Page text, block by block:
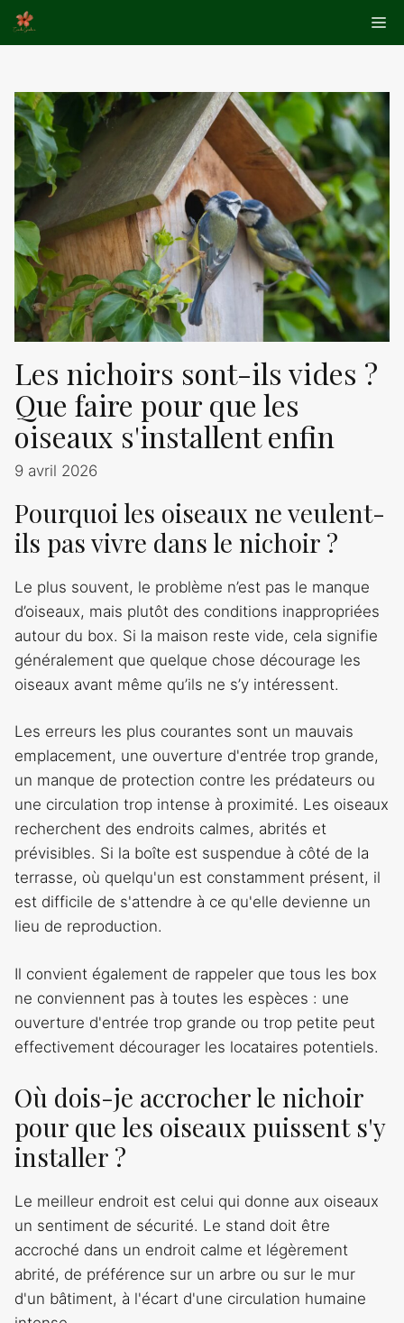
Aller
au
Les nichoirs sont-ils vides ?
Que faire pour que les
oiseaux s'installent enfin
9 avril 2026
Pourquoi les oiseaux ne veulent-
ils pas vivre dans le nichoir ?
Le plus souvent, le problème n’est pas le manque
d’oiseaux, mais plutôt des conditions inappropriées
autour du box. Si la maison reste vide, cela signifie
généralement que quelque chose décourage les
oiseaux avant même qu’ils ne s’y intéressent.
Les erreurs les plus courantes sont un mauvais
emplacement, une ouverture d'entrée trop grande,
un manque de protection contre les prédateurs ou
une circulation trop intense à proximité. Les oiseaux
recherchent des endroits calmes, abrités et
prévisibles. Si la boîte est suspendue à côté de la
terrasse, où quelqu'un est constamment présent, il
est difficile de s'attendre à ce qu'elle devienne un
lieu de reproduction.
Il convient également de rappeler que tous les box
ne conviennent pas à toutes les espèces : une
ouverture d'entrée trop grande ou trop petite peut
effectivement décourager les locataires potentiels.
Où dois-je accrocher le nichoir
pour que les oiseaux puissent s'y
installer ?
Le meilleur endroit est celui qui donne aux oiseaux
un sentiment de sécurité. Le stand doit être
accroché dans un endroit calme et légèrement
abrité, de préférence sur un arbre ou sur le mur
d'un bâtiment, à l'écart d'une circulation humaine